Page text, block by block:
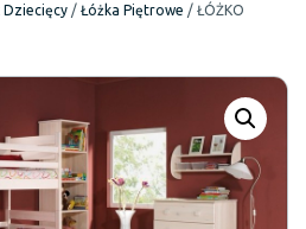
Dziecięcy / Łóżka Piętrowe / ŁÓŻKO